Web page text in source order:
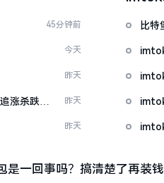
45分钟前
今天
昨天
涨杀跌被
昨天
昨天
比特
是一回事吗？搞清楚了再装